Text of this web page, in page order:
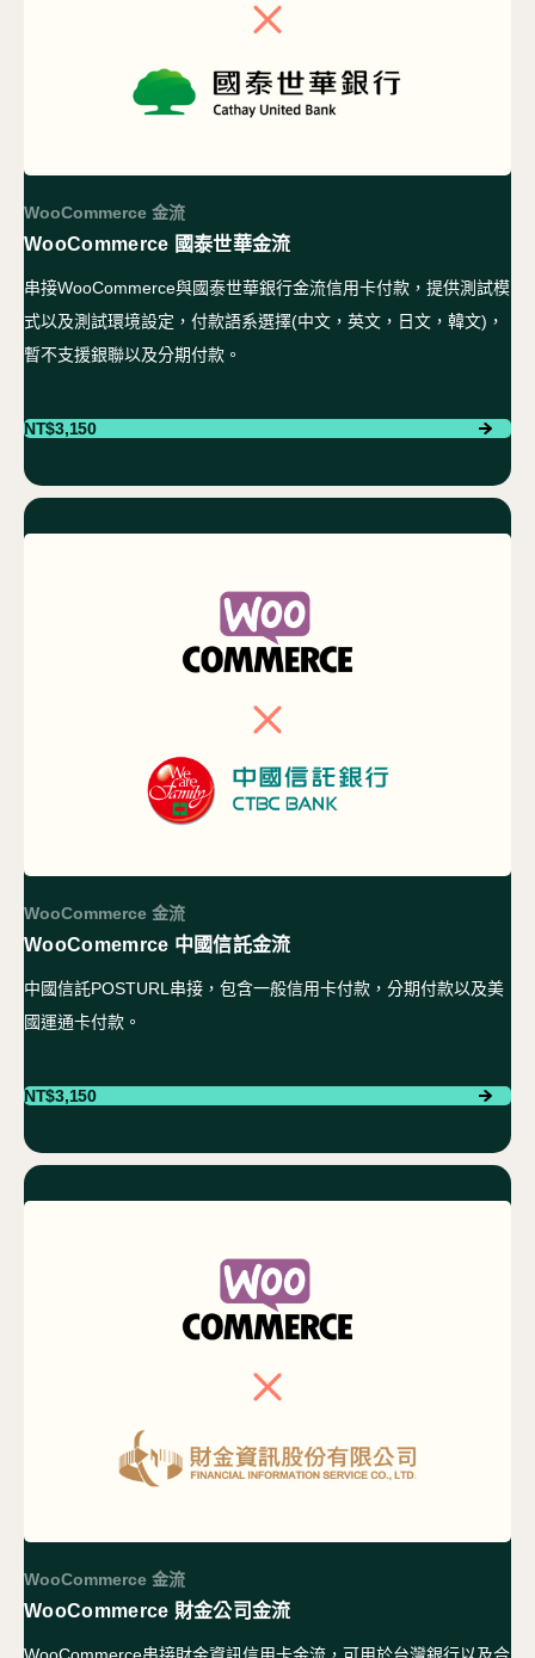
WooCommerce 金流
WooCommerce 國泰世華金流
串接WooCommerce與國泰世華銀行金流信用卡付款，提供測試模
式以及測試環境設定，付款語系選擇(中文，英文，日文，韓文)，
暫不支援銀聯以及分期付款。
NT$3,150
WooCommerce 金流
WooComemrce 中國信託金流
中國信託POSTURL串接，包含一般信用卡付款，分期付款以及美
國運通卡付款。
NT$3,150
WooCommerce 金流
WooCommerce 財金公司金流